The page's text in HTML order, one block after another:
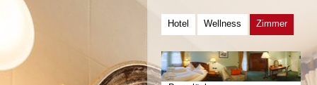
Hotel Wellness Zimmer